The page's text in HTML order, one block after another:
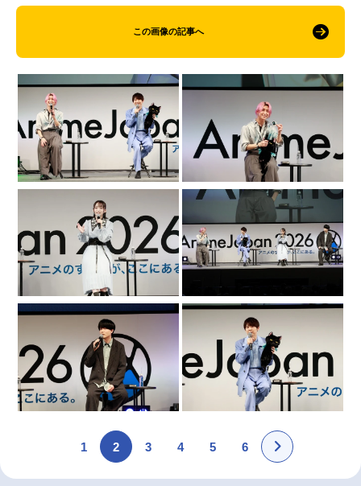
この画像の記事へ
1 2 3 4 5 6